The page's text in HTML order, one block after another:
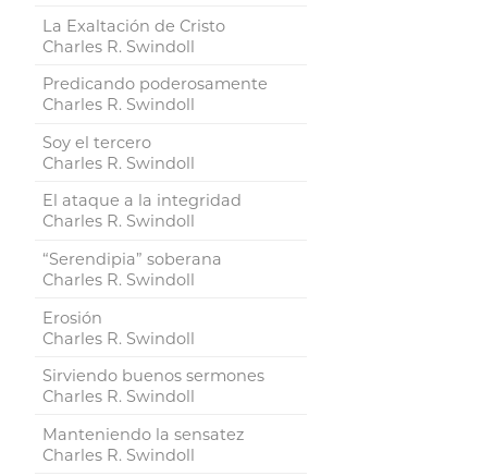
La Exaltación de Cristo
Charles R. Swindoll
Predicando poderosamente
Charles R. Swindoll
Soy el tercero
Charles R. Swindoll
El ataque a la integridad
Charles R. Swindoll
“Serendipia” soberana
Charles R. Swindoll
Erosión
Charles R. Swindoll
Sirviendo buenos sermones
Charles R. Swindoll
Manteniendo la sensatez
Charles R. Swindoll